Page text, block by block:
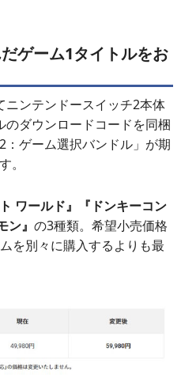
ゲーム1タイトルをお
ニンテンドースイッチ2本体
ダウンロードコードを同梱
：ゲーム選択バンドル」が期
。
ワールド』『ドンキーコン
』 の3種類。希望小売価格
を別々に購入するよりも最